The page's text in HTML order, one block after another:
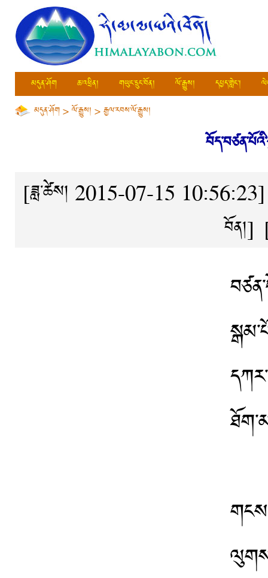
མདུན་ཤོག ཆ་འཕྲིན། གཡུང་དྲུང་བོན། ལོ་རྒྱུས། དཔྱད་གླེང་།
མདུན་ཤོག>ལོ་རྒྱུས། >རྒྱལ་རབས་ལོ་རྒྱུས།
[ཟླ་ཚེས། 2015-07-15 10:56:23]
བོན།]